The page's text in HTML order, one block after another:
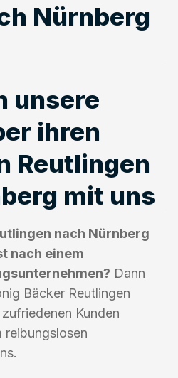
Nürnberg
unsere
ihren
Reutlingen
mit uns
nach Nürnberg
nach einem
Dann
Bäcker Reutlingen
Kunden
reibungslosen